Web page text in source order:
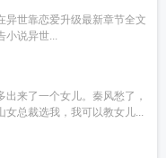
异世靠恋爱升级最新章节全文
小说异世...
来了一个女儿。秦风愁了，
女总裁选我，我可以教女儿...